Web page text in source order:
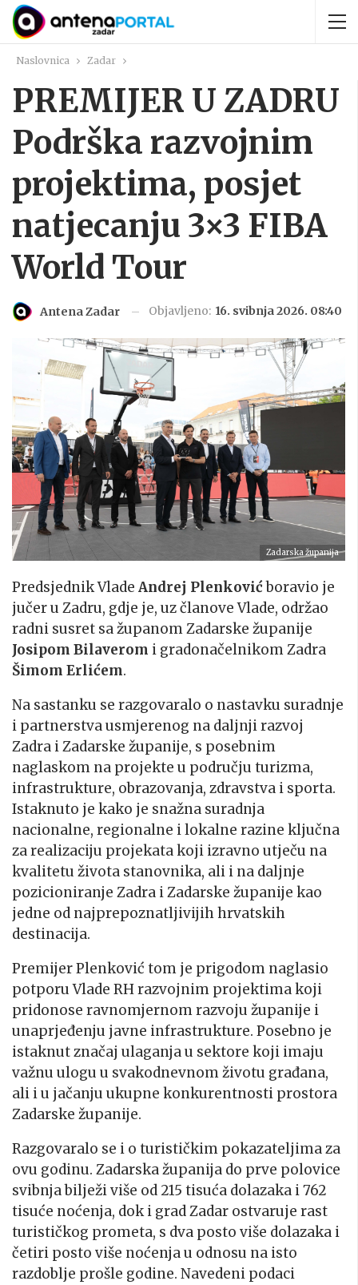
Naslovnica Zadar
PREMIJER U ZADRU
Podrška razvojnim
projektima, posjet
natjecanju 3×3 FIBA
World Tour
Antena Zadar Objavljeno: 16. svibnja 2026. 08:40
Zadarska županija
Predsjednik Vlade Andrej Plenkovićboravio je
jučer u Zadru, gdje je, uz članove Vlade, održao
radni susret sa županom Zadarske županije
Josipom Bilaverom i gradonačelnikom Zadra
Šimom Erlićem.
Na sastanku se razgovaralo o nastavku suradnje
i partnerstva usmjerenog na daljnji razvoj
Zadra i Zadarske županije, s posebnim
naglaskom na projekte u području turizma,
infrastrukture, obrazovanja, zdravstva i sporta.
Istaknuto je kako je snažna suradnja
nacionalne, regionalne i lokalne razine ključna
za realizaciju projekata koji izravno utječu na
kvalitetu života stanovnika, ali i na daljnje
pozicioniranje Zadra i Zadarske županije kao
jedne od najprepoznatljivijih hrvatskih
destinacija.
Premijer Plenković tom je prigodom naglasio
potporu Vlade RH razvojnim projektima koji
pridonose ravnomjernom razvoju županije i
unaprjeđenju javne infrastrukture. Posebno je
istaknut značaj ulaganja u sektore koji imaju
važnu ulogu u svakodnevnom životu građana,
ali i u jačanju ukupne konkurentnosti prostora
Zadarske županije.
Razgovaralo se i o turističkim pokazateljima za
ovu godinu. Zadarska županija do prve polovice
svibnja bilježi više od 215 tisuća dolazaka i 762
tisuće noćenja, dok i grad Zadar ostvaruje rast
turističkog prometa, s dva posto više dolazaka i
četiri posto više noćenja u odnosu na isto
razdoblje prošle godine. Navedeni podaci